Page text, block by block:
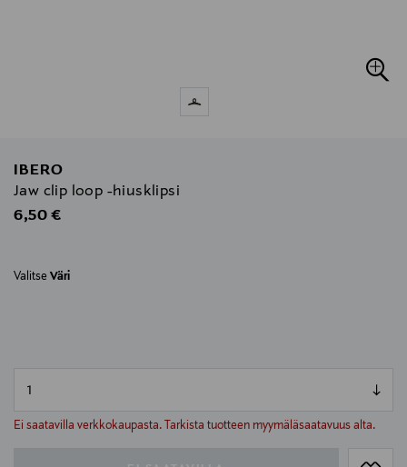
IBERO
Jaw clip loop -hiusklipsi
Original Price
6,50 €
Valitse Väri
Ei saatavilla verkkokaupasta. Tarkista tuotteen myymäläsaatavuus alta.
null